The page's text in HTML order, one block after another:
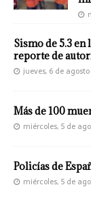
Sismo de 5.3 en
reporte de
jueves, 6 de
Más de 100
miércoles, 5 de
Policías de
miércoles, 5 de